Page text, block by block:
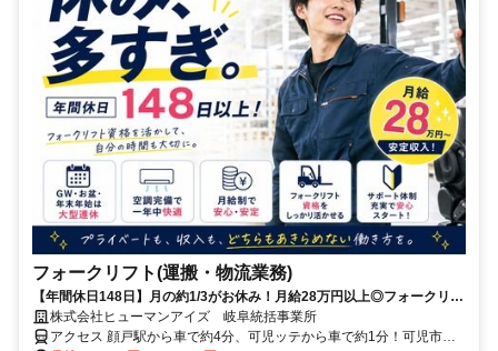
フォークリフト(運搬・物流業務)
【年間休日148日】月の約1/3がお休み！月給28万円以上◎フォークリフ
トスタッフ
株式会社ヒューマンアイズ 岐阜統括事業所
アクセス 顔戸駅から車で約4分、可児ッテから車で約1分！可児市・